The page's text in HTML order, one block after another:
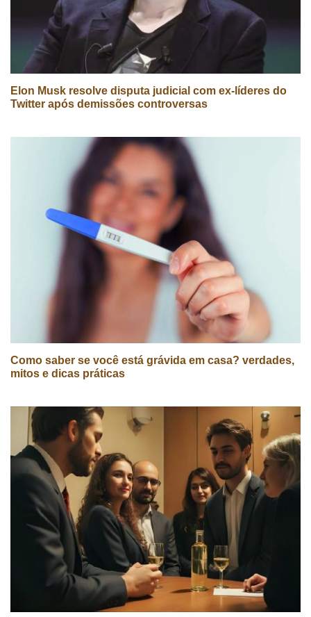
Elon Musk resolve disputa judicial com ex-líderes do
Twitter após demissões controversas
Como saber se você está grávida em casa? verdades,
mitos e dicas práticas